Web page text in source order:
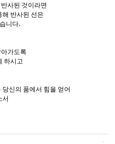
사된 것이라면
해 반사된 선은
니다.
가도록
하시고
신의 품에서 힘을 얻어
서